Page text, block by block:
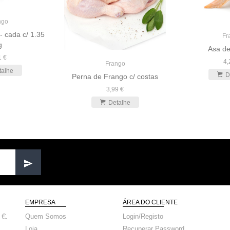
cada c/ 1.35
€
Frango
Perna de Frango c/ costas
3,99 €
Detalhe
Asa
EMPRESA
Quem Somos
ÁREA DO CLIENTE
Login/Registo